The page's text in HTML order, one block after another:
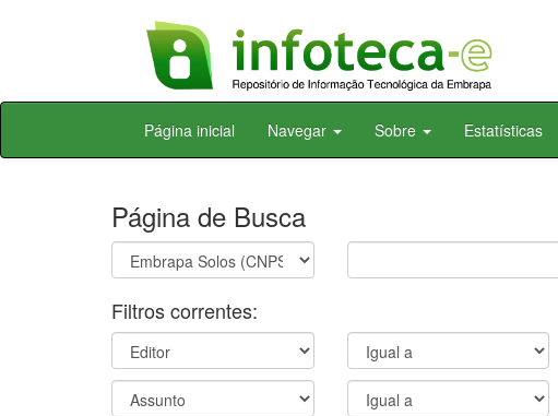
Skip
Página inicial Navegar Sobre Estatísticas
Página de Busca
Filtros correntes: